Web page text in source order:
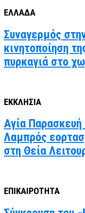
ΕΛΛΑΔΑ
Συναγερμός
κινητοποίηση
πυρκαγιά στο
ΕΚΚΛΗΣΙΑ
Αγία
Λαμπρός
στη Θεία
ΕΠΙΚΑΙΡΟΤΗΤΑ